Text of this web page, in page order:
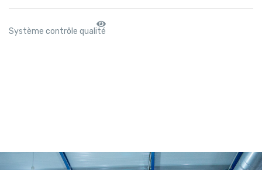
Système contrôle qualité